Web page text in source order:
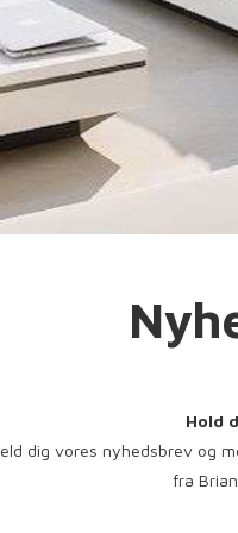
Hold
dig vores nyhedsbrev og
fra